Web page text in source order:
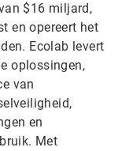
$16 miljard,
en opereert het
Ecolab levert
oplossingen,
van
en
Met